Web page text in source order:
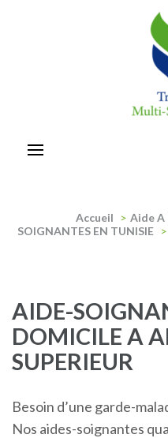
Accueil > Aide A
SOIGNANTES EN TUNISIE >
AIDE-
DOMICILE A
SUPERIEUR
Besoin d’une garde-
Nos aides-soignantes